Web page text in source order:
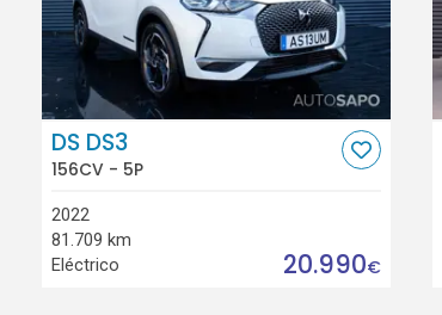
DS DS3
156CV - 5P
2022
81.709 km
Eléctrico
20.990€